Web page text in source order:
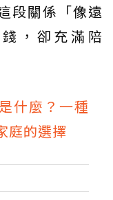
段關係「像遠
，卻充滿陪
什麼？一種
庭的選擇